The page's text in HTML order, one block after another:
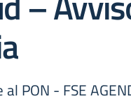
PON - FSE